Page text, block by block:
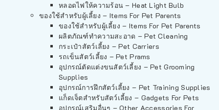
หลอดไฟให้ความร้อน – Heat Light Bulb
ของใช้สำหรับผู้เลี้ยง – Items For Pet Parents
ของใช้สำหรับผู้เลี้ยง – Items For Pet Parents
ผลิตภัณฑ์ทำความสะอาด – Pet Cleaning
กระเป๋าสัตว์เลี้ยง – Pet Carriers
รถเข็นสัตว์เลี้ยง – Pet Prams
อุปกรณ์ตัดแต่งขนสัตว์เลี้ยง – Pet Grooming
Supplies
อุปกรณ์การฝึกสัตว์เลี้ยง – Pet Training Supplies
แก็ดเจ็ตสำหรับสัตว์เลี้ยง – Gadgets For Pets
อุปกรณ์เสริมอื่นๆ – Other Accessories For